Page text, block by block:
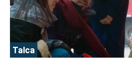
Talca